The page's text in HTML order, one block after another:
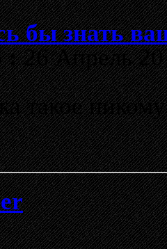
бы знать
:26 Апрель
такое